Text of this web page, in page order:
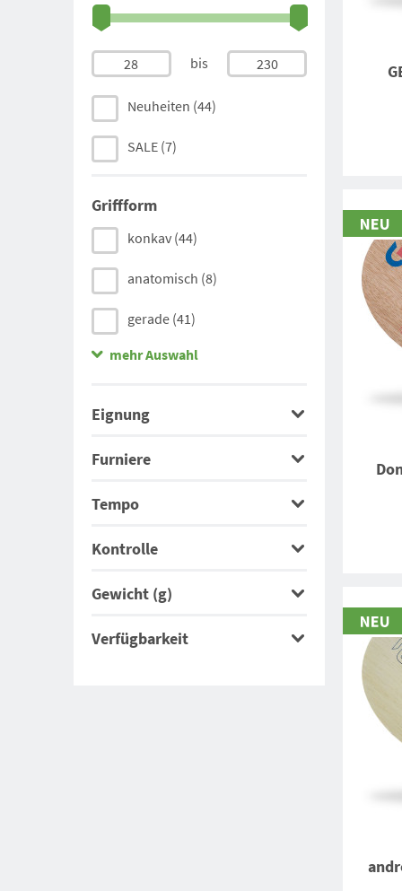
Xiom(8)
Tibhar(3)
Nittaku
28 bis 230
Neuheiten (44)
SALE (7)
Griffform
konkav (44)
anatomisch (8)
gerade (41)
penholder (2)
mehr Auswahl
Eignung
Furniere
Tempo
Kontrolle
Gewicht (g)
Verfügbarkeit